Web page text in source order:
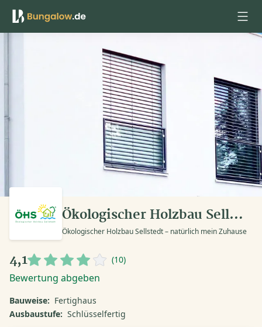
Ökologischer Holzbau Sellstedt
Ökologischer Holzbau Sellstedt – natürlich mein Zuhause
4,1 (10)
Bewertung abgeben
Bauweise: Fertighaus
Ausbaustufe: Schlüsselfertig